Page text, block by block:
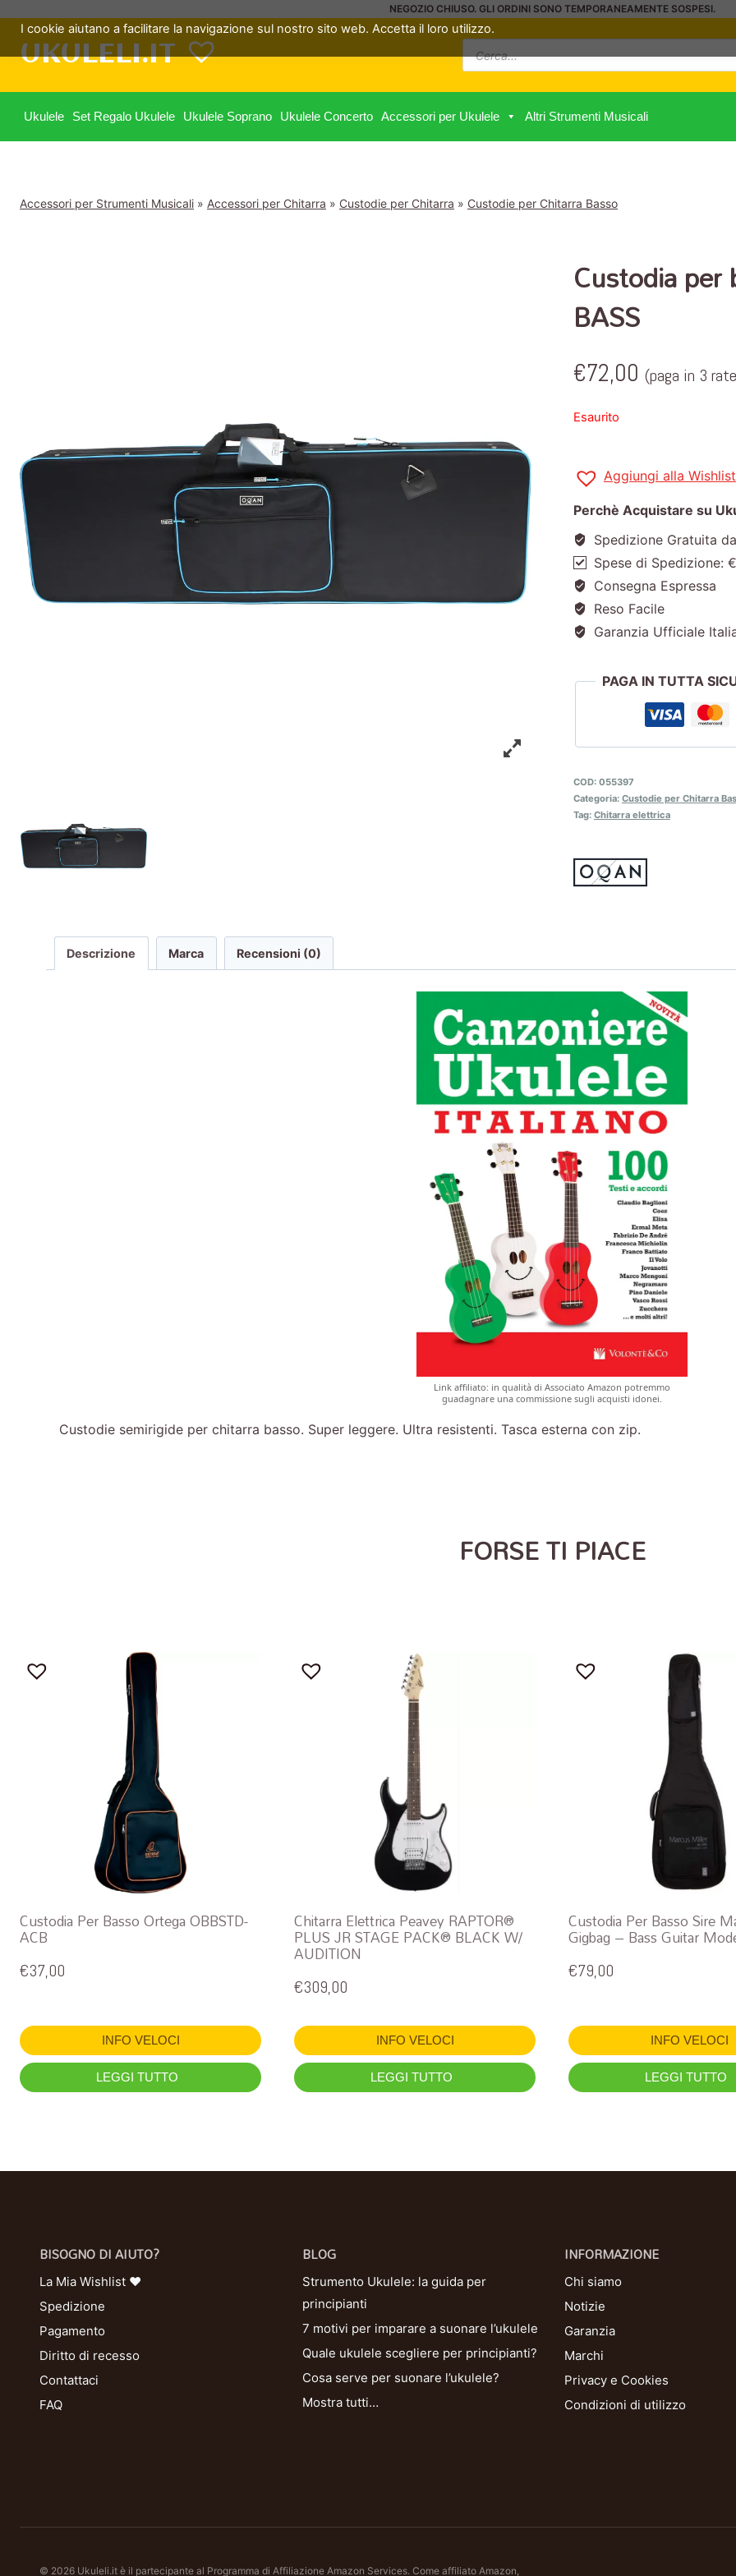
contenuto
NEGOZIO CHIUSO. GLI ORDINI SONO TEMPORANEAMENTE SOSPESI.
UKULELI.IT
Ricerca
prodotti
Ukulele Set Regalo Ukulele Ukulele Soprano Ukulele Concerto Accessori per Ukulele Altri Strumenti Musicali
Accessori per Strumenti Musicali » Accessori per Chitarra » Custodie per Chitarra » Custodie per Chitarra Basso
Custodia per
BASS
€72,00 (paga in 3
Esaurito
Aggiungi alla Wishlist
Perchè Acquistare su
Spedizione Gratuita
Spese di Spedizione:
Consegna Espressa
Reso Facile
Garanzia Ufficiale
PAGA IN TUTTA
COD: 055397
Categoria: Custodie per Chitarra
Tag: Chitarra elettrica
Descrizione Marca Recensioni (0)
Link affiliato: in qualità di Associato Amazon potremmo
guadagnare una commissione sugli acquisti idonei.
Custodie semirigide per chitarra basso. Super leggere. Ultra resistenti. Tasca esterna con zip.
FORSE TI PIACE
Custodia Per Basso Ortega OBBSTD-
ACB
€37,00
INFO VELOCI
LEGGI TUTTO
Chitarra Elettrica Peavey RAPTOR®
PLUS JR STAGE PACK® BLACK W/
AUDITION
€309,00
INFO VELOCI
LEGGI TUTTO
Custodia Per Basso Sire
Gigbag – Bass Guitar
€79,00
INFO VELOCI
LEGGI TUTTO
BISOGNO DI AIUTO?
La Mia Wishlist ❤
Spedizione
Pagamento
Diritto di recesso
Contattaci
FAQ
BLOG
Strumento Ukulele: la guida per
principianti
7 motivi per imparare a suonare l’ukulele
Quale ukulele scegliere per principianti?
Cosa serve per suonare l’ukulele?
Mostra tutti…
INFORMAZIONE
Chi siamo
Notizie
Garanzia
Marchi
Privacy e Cookies
Condizioni di utilizzo
© 2026 Ukuleli.it è il partecipante al Programma di Affiliazione Amazon Services. Come affiliato Amazon,
I cookie aiutano a facilitare la navigazione sul nostro sito web. Accetta il loro utilizzo.